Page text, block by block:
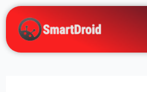
Zum
Inhalt
springen